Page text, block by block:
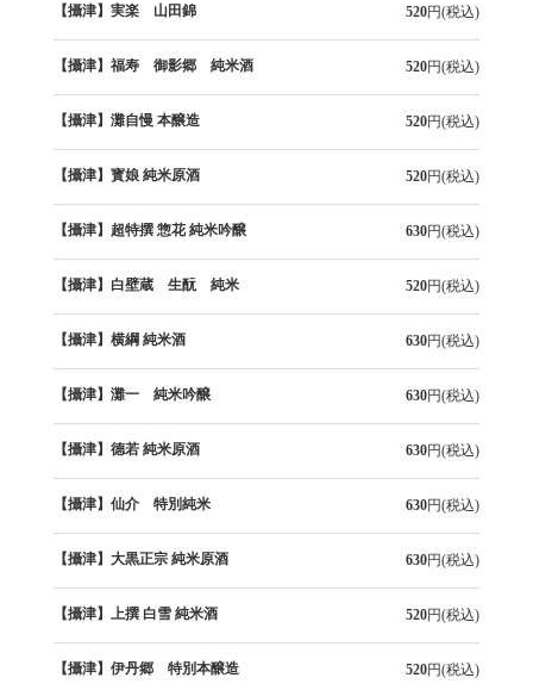
【攝津】実楽 山田錦 520円(税込)
【攝津】福寿 御影郷 純米酒 520円(税込)
【攝津】灘自慢 本醸造 520円(税込)
【攝津】寳娘 純米原酒 520円(税込)
【攝津】超特撰 惣花 純米吟醸 630円(税込)
【攝津】白壁蔵 生酛 純米 520円(税込)
【攝津】横綱 純米酒 630円(税込)
【攝津】灘一 純米吟醸 630円(税込)
【攝津】德若 純米原酒 630円(税込)
【攝津】仙介 特別純米 630円(税込)
【攝津】大黒正宗 純米原酒 630円(税込)
【攝津】上撰 白雪 純米酒 520円(税込)
【攝津】伊丹郷 特別本醸造 520円(税込)